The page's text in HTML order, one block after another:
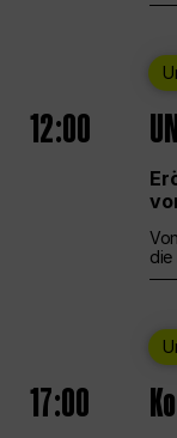
12:00
die
17:00